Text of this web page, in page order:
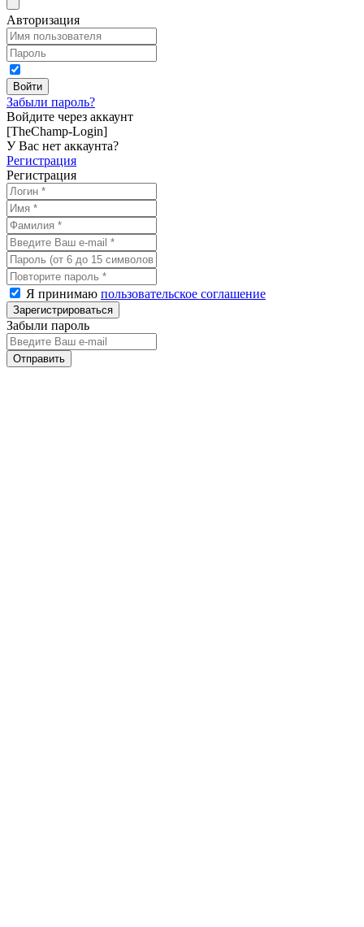
Авторизация
Забыли пароль?
Войдите через аккаунт
[TheChamp-Login]
У Вас нет аккаунта?
Регистрация
Регистрация
Я принимаю пользовательское соглашение
Забыли пароль